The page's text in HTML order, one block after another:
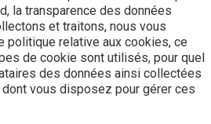
la transparence des données
et traitons, nous vous
politique relative aux cookies, ce
de cookie sont utilisés, pour quel
des données ainsi collectées
vous disposez pour gérer ces